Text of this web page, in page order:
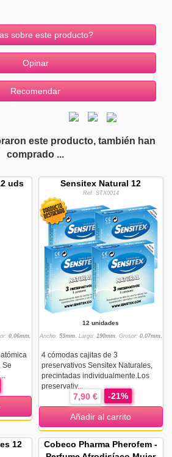
sobre este producto?
este producto, también han
comprado ...
uds
0,06mm.
Se
Sensitex Natural 12
Ref. STX0014
12 unidades
Ancho: 53mm. Largo: 190mm. Grosor: 0,07mm.
4 cómodas cajitas de 3
preservativos Sensitex Naturales,
precintadas individualmente.Los
preservativ...
7,90 € -21%
Añadir al carrito
12
Cobeco Pharma Pherofem -